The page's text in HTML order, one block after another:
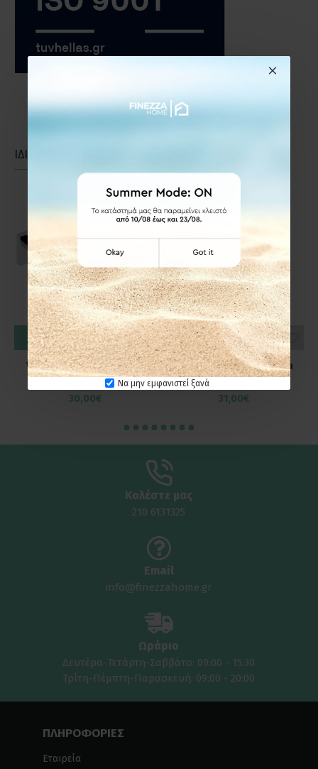
Να μην εμφανιστεί ξανά
ΙΔΙΑΣ ΚΑΤΗΓΟΡΙΑΣ
Verdi Χαρτοθήκη Delta
3060422 Χρώμιο
30,00€
ΚΑΛΆΘΙ
Verdi Χαρτοθήκη Sigma
3030401 Λευκή
31,00€
ΚΑΛΆΘΙ
Καλέστε μας
210 6131325
Email
info@finezzahome.gr
Ωράριο
Δευτέρα-Τετάρτη-Σαββάτο: 09:00 - 15:30
Τρίτη-Πέμπτη-Παρασκευή: 09:00 - 20:00
ΠΛΗΡΟΦΟΡΙΕΣ
Εταιρεία